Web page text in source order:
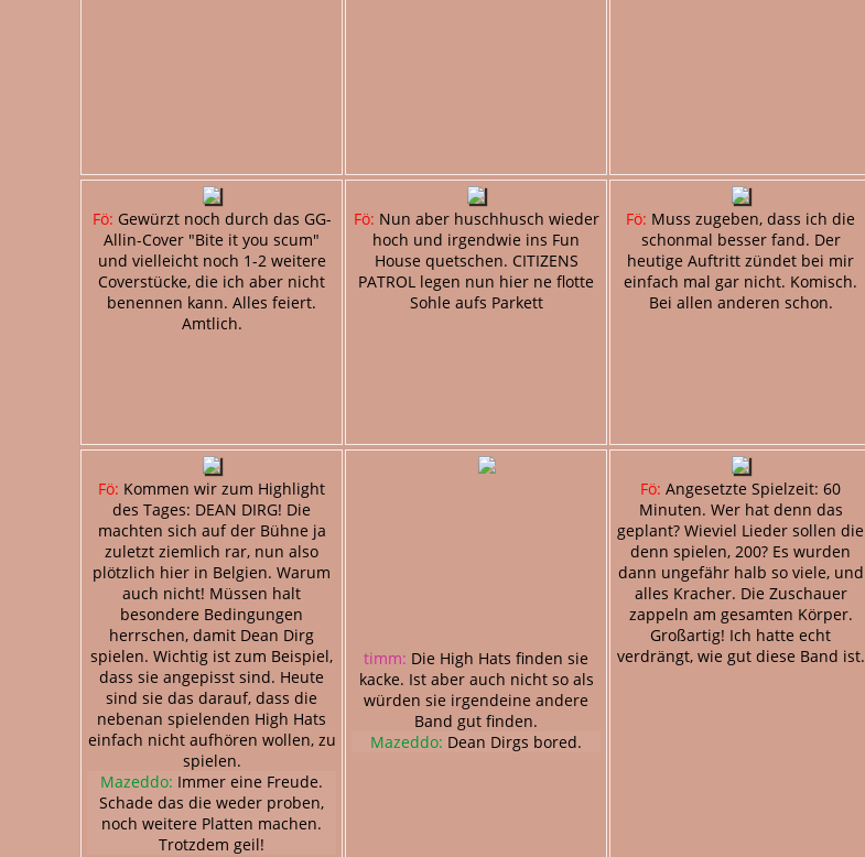
Fö: Gewürzt noch durch das GG-
Allin-Cover "Bite it you scum"
und vielleicht noch 1-2 weitere
Coverstücke, die ich aber nicht
benennen kann. Alles feiert.
Amtlich.
Fö: Nun aber huschhusch wieder
hoch und irgendwie ins Fun
House quetschen. CITIZENS
PATROL legen nun hier ne flotte
Sohle aufs Parkett
Fö: Muss zugeben, dass ich die
schonmal besser fand. Der
heutige Auftritt zündet bei mir
einfach mal gar nicht. Komisch.
Bei allen anderen schon.
Fö: Kommen wir zum Highlight
des Tages: DEAN DIRG! Die
machten sich auf der Bühne ja
zuletzt ziemlich rar, nun also
plötzlich hier in Belgien. Warum
auch nicht! Müssen halt
besondere Bedingungen
herrschen, damit Dean Dirg
spielen. Wichtig ist zum Beispiel,
dass sie angepisst sind. Heute
sind sie das darauf, dass die
nebenan spielenden High Hats
einfach nicht aufhören wollen, zu
spielen.
Mazeddo: Immer eine Freude.
Schade das die weder proben,
noch weitere Platten machen.
Trotzdem geil!
timm: Die High Hats finden sie
kacke. Ist aber auch nicht so als
würden sie irgendeine andere
Band gut finden.
Mazeddo: Dean Dirgs bored.
Fö: Angesetzte Spielzeit: 60
Minuten. Wer hat denn das
geplant? Wieviel Lieder sollen die
denn spielen, 200? Es wurden
dann ungefähr halb so viele, und
alles Kracher. Die Zuschauer
zappeln am gesamten Körper.
Großartig! Ich hatte echt
verdrängt, wie gut diese Band ist.